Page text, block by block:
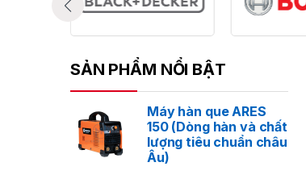
SẢN PHẨM NỔI BẬT
Máy hàn que ARES
150 (Dòng hàn và chất
lượng tiêu chuẩn châu
Âu)